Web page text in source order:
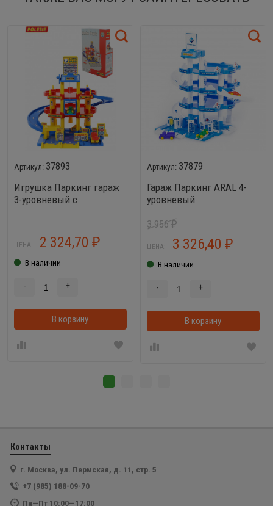
37893
Игрушка Паркинг гараж
3-уровневый с
ЦЕНА: 2 324,70 ₽
В наличии
- +
В корзину В корзинке
37879
Гараж Паркинг ARAL 4-
уровневый
3 956₽
ЦЕНА: 3 326,40 ₽
В наличии
- +
В корзину
Контакты
г. Москва, ул. Пермская, д. 11, стр. 5
+7 (985) 188-09-70
Пн—Пт 10:00—17:00